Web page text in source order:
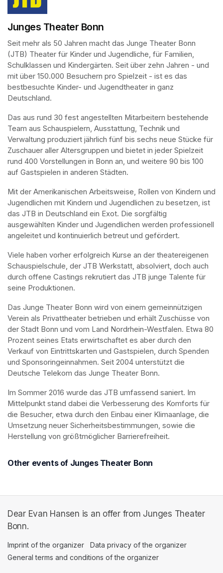
Junges Theater Bonn
Seit mehr als 50 Jahren macht das Junge Theater Bonn
(JTB) Theater für Kinder und Jugendliche, für Familien,
Schulklassen und Kindergärten. Seit über zehn Jahren - und
mit über 150.000 Besuchern pro Spielzeit - ist es das
bestbesuchte Kinder- und Jugendtheater in ganz
Deutschland.
Das aus rund 30 fest angestellten Mitarbeitern bestehende
Team aus Schauspielern, Ausstattung, Technik und
Verwaltung produziert jährlich fünf bis sechs neue Stücke für
Zuschauer aller Altersgruppen und bietet in jeder Spielzeit
rund 400 Vorstellungen in Bonn an, und weitere 90 bis 100
auf Gastspielen in anderen Städten.
Mit der Amerikanischen Arbeitsweise, Rollen von Kindern und
Jugendlichen mit Kindern und Jugendlichen zu besetzen, ist
das JTB in Deutschland ein Exot. Die sorgfältig
ausgewählten Kinder und Jugendlichen werden professionell
angeleitet und kontinuierlich betreut und gefördert.
Viele haben vorher erfolgreich Kurse an der theatereigenen
Schauspielschule, der JTB Werkstatt, absolviert, doch auch
durch offene Castings rekrutiert das JTB junge Talente für
seine Produktionen.
Das Junge Theater Bonn wird von einem gemeinnützigen
Verein als Privattheater betrieben und erhält Zuschüsse von
der Stadt Bonn und vom Land Nordrhein-Westfalen. Etwa 80
Prozent seines Etats erwirtschaftet es aber durch den
Verkauf von Eintrittskarten und Gastspielen, durch Spenden
und Sponsoringeinnahmen. Seit 2004 unterstützt die
Deutsche Telekom das Junge Theater Bonn.
Im Sommer 2016 wurde das JTB umfassend saniert. Im
Mittelpunkt stand dabei die Verbesserung des Komforts für
die Besucher, etwa durch den Einbau einer Klimaanlage, die
Umsetzung neuer Sicherheitsbestimmungen, sowie die
Herstellung von größtmöglicher Barrierefreiheit.
Other events of Junges Theater Bonn
Dear Evan Hansen is an offer from Junges Theater
Bonn.
Imprint of the organizer (opens in a new tab)
Data privacy of the organizer
General terms and conditions of the organizer